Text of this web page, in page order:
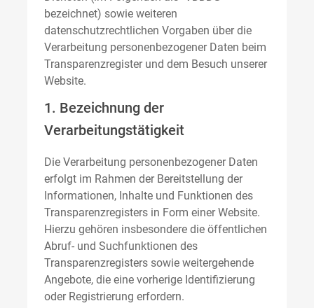
bezeichnet) sowie weiteren
datenschutzrechtlichen Vorgaben über die
Verarbeitung personenbezogener Daten beim
Transparenzregister und dem Besuch unserer
Website.
1. Bezeichnung der
Verarbeitungstätigkeit
Die Verarbeitung personenbezogener Daten
erfolgt im Rahmen der Bereitstellung der
Informationen, Inhalte und Funktionen des
Transparenzregisters in Form einer Website.
Hierzu gehören insbesondere die öffentlichen
Abruf- und Suchfunktionen des
Transparenzregisters sowie weitergehende
Angebote, die eine vorherige Identifizierung
oder Registrierung erfordern.